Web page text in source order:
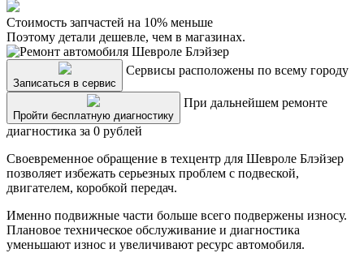
Стоимость запчастей на 10% меньше
Поэтому детали дешевле, чем в магазинах.
Записаться в сервис
Сервисы расположены по всему городу
Пройти бесплатную диагностику
При дальнейшем ремонте
диагностика за 0 рублей
Своевременное обращение в техцентр для Шевроле Блэйзер
позволяет избежать серьезных проблем с подвеской,
двигателем, коробкой передач.
Именно подвижные части больше всего подвержены износу.
Плановое техническое обслуживание и диагностика
уменьшают износ и увеличивают ресурс автомобиля.